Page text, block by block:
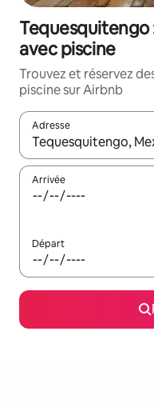
Tequesquitengo
avec piscine
Trouvez et réservez
piscine sur Airbnb
Adresse
Lorsque les résultats
Arrivée
Départ